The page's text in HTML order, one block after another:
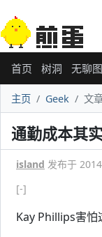
首页 树洞 无聊图
主页 Geek 文
通勤成本其
island 发布于
[-]
Kay Phillips害怕